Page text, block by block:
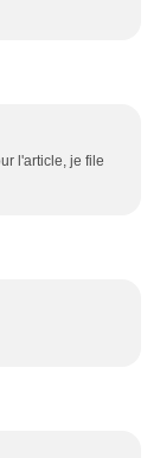
l'article, je file